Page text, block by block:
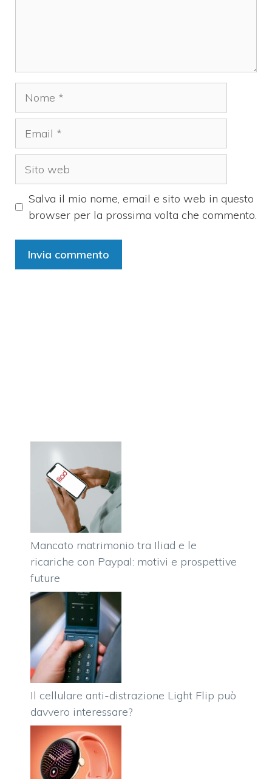
Salva il mio nome, email e sito web in questo
browser per la prossima volta che commento.
Mancato matrimonio tra Iliad e le
ricariche con Paypal: motivi e prospettive
future
Il cellulare anti-distrazione Light Flip può
davvero interessare?